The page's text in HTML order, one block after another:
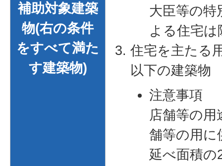
補助対象建築
物(右の条件
をすべて満た
す建築物)
大臣等の特
よる住宅は
住宅を主たる
以下の建築物
注意事項
店舗等の用
舗等の用に
延べ面積の